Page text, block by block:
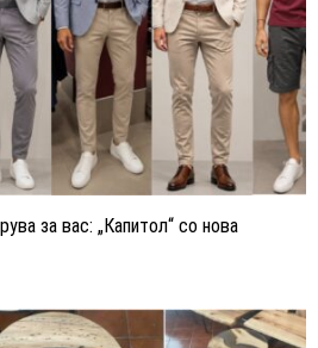
за вас: „Капитол“ со нова